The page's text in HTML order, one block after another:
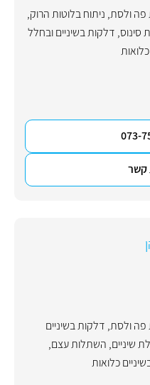
פה ולסת, ניתוח בלוטות הרוק,
סינוס, דלקות בשיניים ובחלל
073-
קשר
פה ולסת, דלקות בשיניים
שיניים, השתלות עצם,
כלואות